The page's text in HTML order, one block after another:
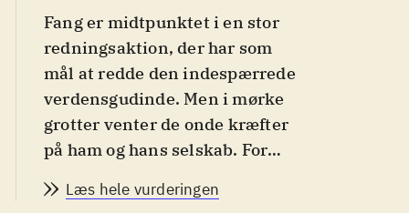
Fang er midtpunktet i en stor
redningsaktion, der har som
mål at redde den indespærrede
verdensgudinde. Men i mørke
grotter venter de onde kræfter
på ham og hans selskab. For
japansk Animé og
Læs hele vurderingen